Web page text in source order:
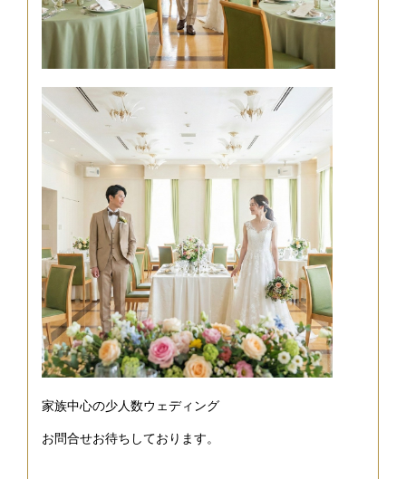
家族中心の少人数ウェディング
お問合せお待ちしております。